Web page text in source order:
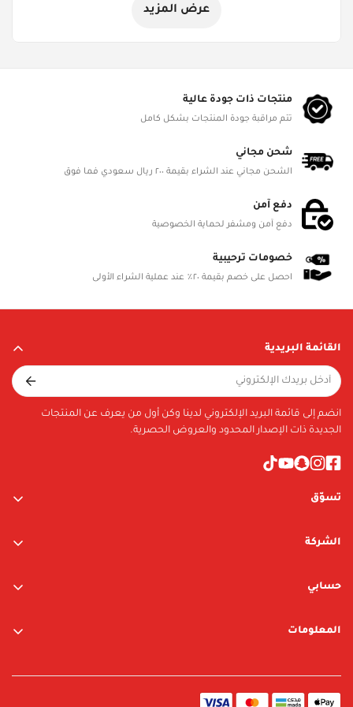
عرض المزيد
منتجات ذات جودة عالية
تتم مراقبة جودة المنتجات بشكل كامل
شحن مجاني
الشحن مجاني عند الشراء بقيمة ٢٠٠ ريال سعودي فما فوق
دفع آمن
دفع آمن ومشفر لحماية الخصوصية
خصومات ترحيبية
احصل على خصم بقيمة ٢٠٪ عند عملية الشراء الأولى
تسوّق
متجر نيوبوي
العلامات التجارية
الشركة
حسابي
المعلومات
القائمة البريدية
انضم إلى قائمة البريد الإلكتروني لدينا وكن أول من يعرف عن المنتجات
الجديدة ذات الإصدار المحدود والعروض الحصرية.